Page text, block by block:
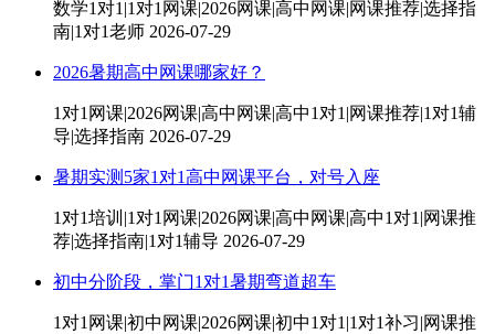
数学1对1|1对1网课|2026网课|高中网课|网课推荐|选择指
南|1对1老师 2026-07-29
2026暑期高中网课哪家好？
1对1网课|2026网课|高中网课|高中1对1|网课推荐|1对1辅
导|选择指南 2026-07-29
暑期实测5家1对1高中网课平台，对号入座
1对1培训|1对1网课|2026网课|高中网课|高中1对1|网课推
荐|选择指南|1对1辅导 2026-07-29
初中分阶段，掌门1对1暑期弯道超车
1对1网课|初中网课|2026网课|初中1对1|1对1补习|网课推